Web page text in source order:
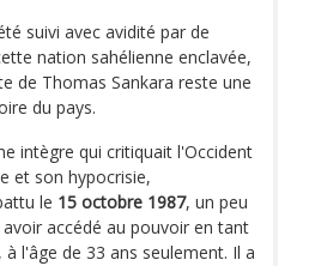
suivi avec avidité par de
nation sahélienne enclavée,
de Thomas Sankara reste une
du pays.
intègre qui critiquait l'Occident
et son hypocrisie,
le 15 octobre 1987, un peu
accédé au pouvoir en tant
l'âge de 33 ans seulement. Il a